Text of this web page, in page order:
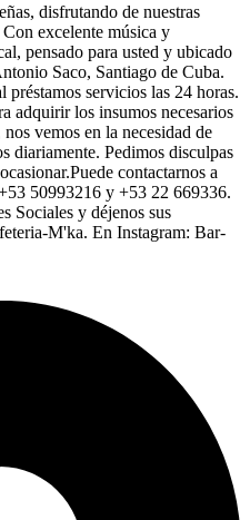
disfrutando de nuestras
excelente música y
pensado para usted y ubicado
Saco, Santiago de Cuba.
servicios las 24 horas.
adquirir los insumos necesarios
vemos en la necesidad de
diariamente. Pedimos disculpas
contactarnos a
50993216 y +53 22 669336.
Sociales y déjenos sus
M'ka. En Instagram: Bar-